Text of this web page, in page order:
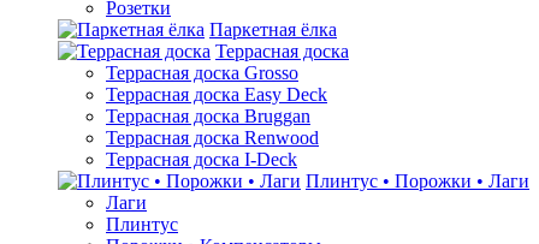
Розетки
Паркетная ёлка
Террасная доска
Террасная доска Grosso
Террасная доска Easy Deck
Террасная доска Bruggan
Террасная доска Renwood
Террасная доска I-Deck
Плинтус • Порожки • Лаги
Лаги
Плинтус